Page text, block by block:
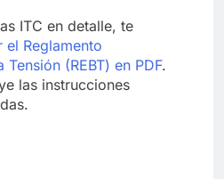
ITC en detalle, te
el Reglamento
(REBT) en PDF.
las instrucciones